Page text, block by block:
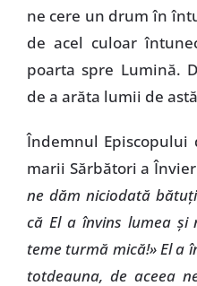
ne cere un drum în
de acel culoar
poarta spre Lumină.
de a arăta lumii de
Îndemnul Episcopului
marii Sărbători a
ne dăm niciodată
că El a învins lumea şi
teme turmă mică!» El a
totdeauna, de aceea